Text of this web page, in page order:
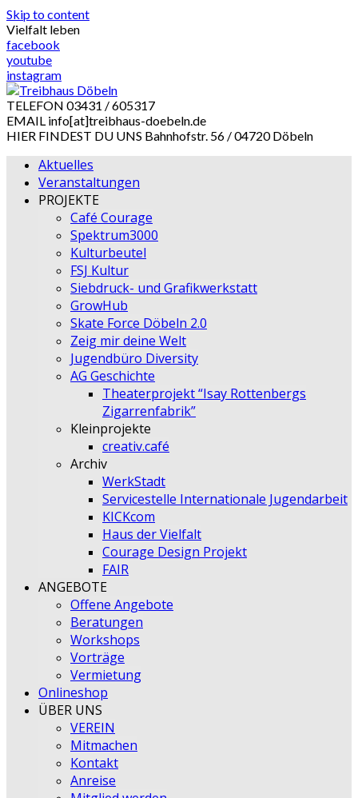
Skip to content
Vielfalt leben
facebook
youtube
instagram
TELEFON 03431 / 605317
EMAIL info[at]treibhaus-doebeln.de
HIER FINDEST DU UNS Bahnhofstr. 56 / 04720 Döbeln
Aktuelles
Veranstaltungen
PROJEKTE
Café Courage
Spektrum3000
Kulturbeutel
FSJ Kultur
Siebdruck- und Grafikwerkstatt
GrowHub
Skate Force Döbeln 2.0
Zeig mir deine Welt
Jugendbüro Diversity
AG Geschichte
Theaterprojekt “Isay Rottenbergs
Zigarrenfabrik”
Kleinprojekte
creativ.café
Archiv
WerkStadt
Servicestelle Internationale Jugendarbeit
KICKcom
Haus der Vielfalt
Courage Design Projekt
FAIR
ANGEBOTE
Offene Angebote
Beratungen
Workshops
Vorträge
Vermietung
Onlineshop
ÜBER UNS
VEREIN
Mitmachen
Kontakt
Anreise